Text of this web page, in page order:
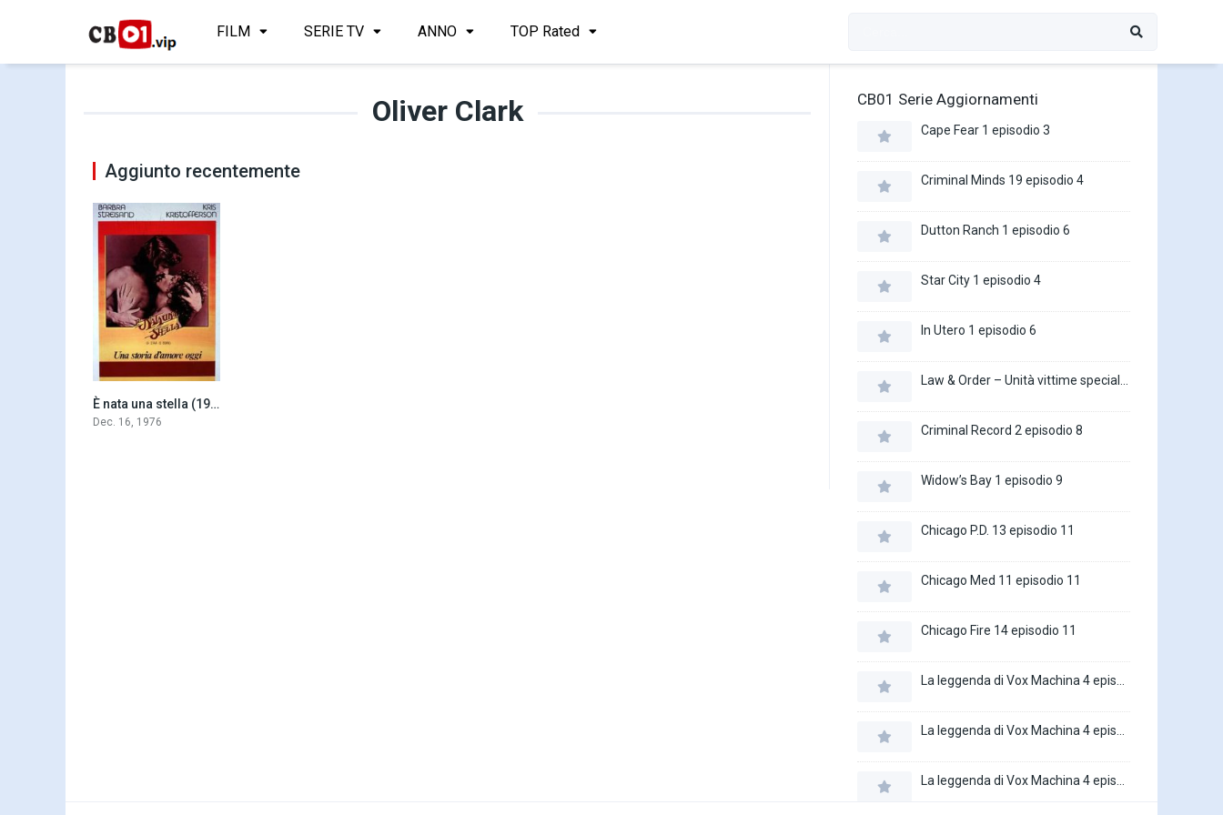
FILM SERIE TV ANNO TOP Rated
Oliver Clark
Aggiunto recentemente
6.4È nata una stella (1976)
Dec. 16, 1976
CB01 Serie Aggiornamenti
Cape Fear 1 episodio 3
Criminal Minds 19 episodio 4
Dutton Ranch 1 episodio 6
Star City 1 episodio 4
In Utero 1 episodio 6
Criminal Record 2 episodio 8
Widow’s Bay 1 episodio 9
Chicago P.D. 13 episodio 11
Chicago Med 11 episodio 11
Chicago Fire 14 episodio 11